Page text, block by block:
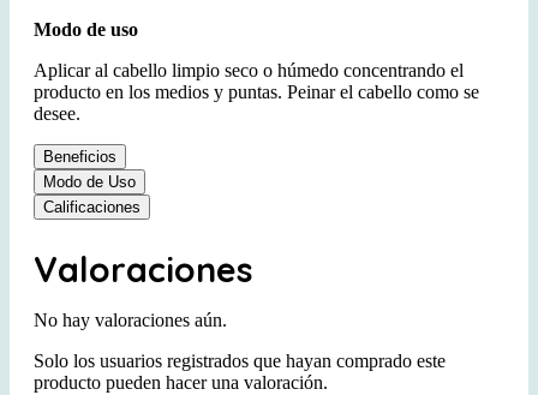
Modo de uso
Aplicar al cabello limpio seco o húmedo concentrando el
producto en los medios y puntas. Peinar el cabello como se
desee.
Beneficios
Modo de Uso
Calificaciones
Valoraciones
No hay valoraciones aún.
Solo los usuarios registrados que hayan comprado este
producto pueden hacer una valoración.